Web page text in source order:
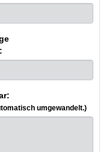
:
umgewandelt.)